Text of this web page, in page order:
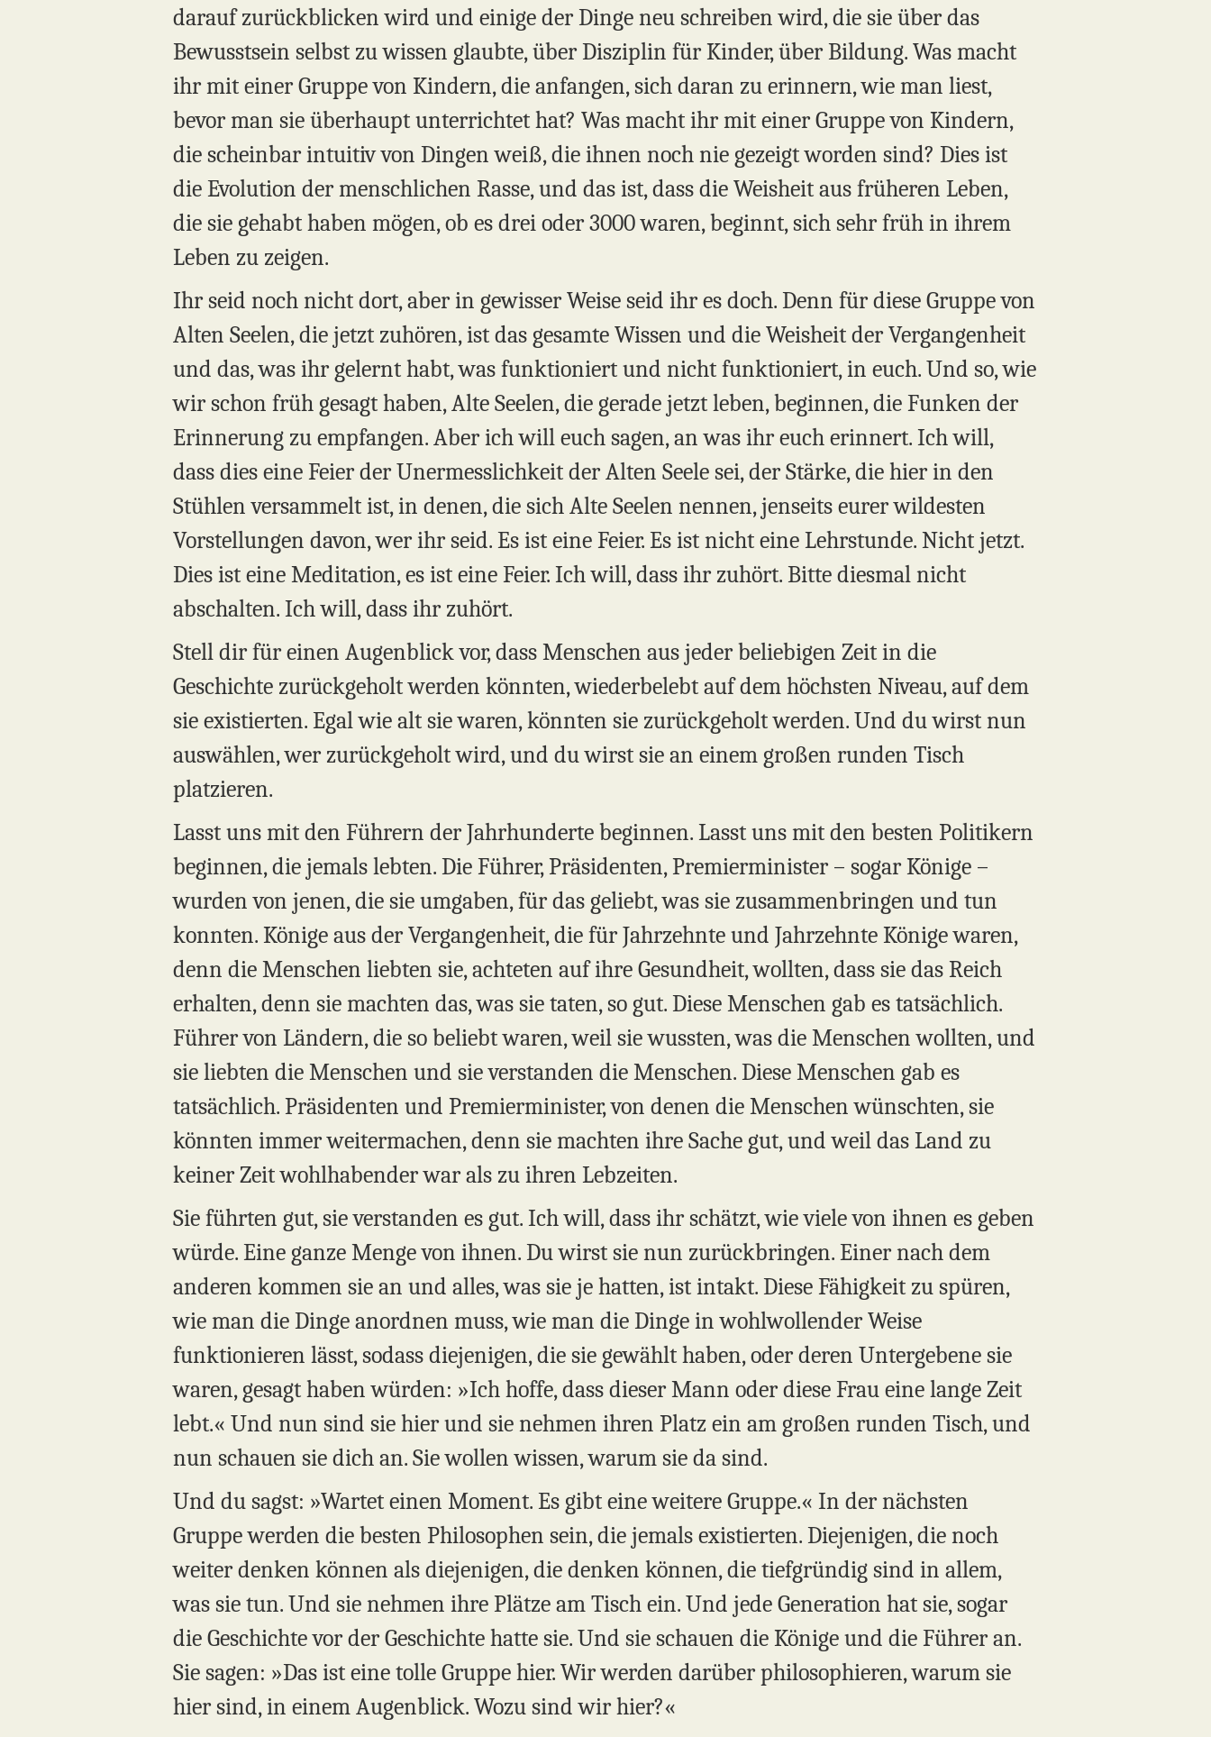
darauf zurückblicken wird und einige der Dinge neu schreiben wird, die sie über das
Bewusstsein selbst zu wissen glaubte, über Disziplin für Kinder, über Bildung. Was macht
ihr mit einer Gruppe von Kindern, die anfangen, sich daran zu erinnern, wie man liest,
bevor man sie überhaupt unterrichtet hat? Was macht ihr mit einer Gruppe von Kindern,
die scheinbar intuitiv von Dingen weiß, die ihnen noch nie gezeigt worden sind? Dies ist
die Evolution der menschlichen Rasse, und das ist, dass die Weisheit aus früheren Leben,
die sie gehabt haben mögen, ob es drei oder 3000 waren, beginnt, sich sehr früh in ihrem
Leben zu zeigen.
Ihr seid noch nicht dort, aber in gewisser Weise seid ihr es doch. Denn für diese Gruppe von
Alten Seelen, die jetzt zuhören, ist das gesamte Wissen und die Weisheit der Vergangenheit
und das, was ihr gelernt habt, was funktioniert und nicht funktioniert, in euch. Und so, wie
wir schon früh gesagt haben, Alte Seelen, die gerade jetzt leben, beginnen, die Funken der
Erinnerung zu empfangen. Aber ich will euch sagen, an was ihr euch erinnert. Ich will,
dass dies eine Feier der Unermesslichkeit der Alten Seele sei, der Stärke, die hier in den
Stühlen versammelt ist, in denen, die sich Alte Seelen nennen, jenseits eurer wildesten
Vorstellungen davon, wer ihr seid. Es ist eine Feier. Es ist nicht eine Lehrstunde. Nicht jetzt.
Dies ist eine Meditation, es ist eine Feier. Ich will, dass ihr zuhört. Bitte diesmal nicht
abschalten. Ich will, dass ihr zuhört.
Stell dir für einen Augenblick vor, dass Menschen aus jeder beliebigen Zeit in die
Geschichte zurückgeholt werden könnten, wiederbelebt auf dem höchsten Niveau, auf dem
sie existierten. Egal wie alt sie waren, könnten sie zurückgeholt werden. Und du wirst nun
auswählen, wer zurückgeholt wird, und du wirst sie an einem großen runden Tisch
platzieren.
​Lasst uns mit den Führern der Jahrhunderte beginnen. Lasst uns mit den besten Politikern
beginnen, die jemals lebten. Die Führer, Präsidenten, Premierminister – sogar Könige –
wurden von jenen, die sie umgaben, für das geliebt, was sie zusammenbringen und tun
konnten. Könige aus der Vergangenheit, die für Jahrzehnte und Jahrzehnte Könige waren,
denn die Menschen liebten sie, achteten auf ihre Gesundheit, wollten, dass sie das Reich
erhalten, denn sie machten das, was sie taten, so gut. Diese Menschen gab es tatsächlich.
Führer von Ländern, die so beliebt waren, weil sie wussten, was die Menschen wollten, und
sie liebten die Menschen und sie verstanden die Menschen. Diese Menschen gab es
tatsächlich. Präsidenten und Premierminister, von denen die Menschen wünschten, sie
könnten immer weitermachen, denn sie machten ihre Sache gut, und weil das Land zu
keiner Zeit wohlhabender war als zu ihren Lebzeiten.
Sie führten gut, sie verstanden es gut. Ich will, dass ihr schätzt, wie viele von ihnen es geben
würde. Eine ganze Menge von ihnen. Du wirst sie nun zurückbringen. Einer nach dem
anderen kommen sie an und alles, was sie je hatten, ist intakt. Diese Fähigkeit zu spüren,
wie man die Dinge anordnen muss, wie man die Dinge in wohlwollender Weise
funktionieren lässt, sodass diejenigen, die sie gewählt haben, oder deren Untergebene sie
waren, gesagt haben würden: »Ich hoffe, dass dieser Mann oder diese Frau eine lange Zeit
lebt.« Und nun sind sie hier und sie nehmen ihren Platz ein am großen runden Tisch, und
nun schauen sie dich an. Sie wollen wissen, warum sie da sind.
Und du sagst: »Wartet einen Moment. Es gibt eine weitere Gruppe.« In der nächsten
Gruppe werden die besten Philosophen sein, die jemals existierten. Diejenigen, die noch
weiter denken können als diejenigen, die denken können, die tiefgründig sind in allem,
was sie tun. Und sie nehmen ihre Plätze am Tisch ein. Und jede Generation hat sie, sogar
die Geschichte vor der Geschichte hatte sie. Und sie schauen die Könige und die Führer an.
Sie sagen: »Das ist eine tolle Gruppe hier. Wir werden darüber philosophieren, warum sie
hier sind, in einem Augenblick. Wozu sind wir hier?«